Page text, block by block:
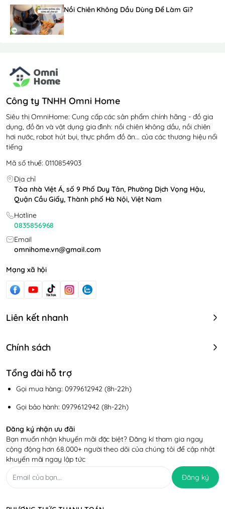
Nồi Chiên Không Dầu Dùng Để Làm Gì?
Công ty TNHH Omni Home
Siêu thị OmniHome: Cung cấp các sản phẩm chính hãng - đồ gia
dụng, đồ ăn và vật dụng gia đình: nồi chiên không dầu, nồi chiên
hơi nước, robot hút bụi, thực phẩm đồ ăn... của các thương hiệu nổi
tiếng
Mã số thuế: 0110854903
Địa chỉ
Tòa nhà Việt Á, số 9 Phố Duy Tân, Phường Dịch Vọng Hậu,
Quận Cầu Giấy, Thành phố Hà Nội, Việt Nam
Hotline
0835856968
Email
omnihome.vn@gmail.com
Mạng xã hội
Liên kết nhanh
Chính sách
Tổng đài hỗ trợ
Gọi mua hàng: 0979612942 (8h-22h)
Gọi bảo hành: 0979612942 (8h-22h)
Đăng ký nhận ưu đãi
Bạn muốn nhận khuyến mãi đặc biệt? Đăng kí tham gia ngay
cộng động hơn 68.000+ người theo dõi của chúng tôi để cập nhật
khuyến mãi ngay lập tức
Đăng ký